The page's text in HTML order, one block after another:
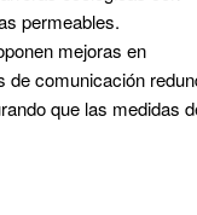
permeables.
mejoras en
de comunicación
que las medidas